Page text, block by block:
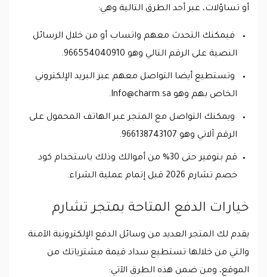
أو تساؤلات، عبر أحد الطرق التالية وهي:
فيمكنك التحدث معهم واتساب أو من خلال الرسائل
النصية على الرقم التالي وهو 966554040910.
وتستطيع أيضا التواصل معهم عبر البريد الإلكتروني
الخاص بهم وهو Info@charm.sa
.
ويمكنك التواصل مع المتجر عبر الهاتف المحمول على
الرقم آلاتي وهو 966138743107.
قم بتوفير حتى 30% من أموالك وذلك باستخدام كود
خصم تشارم 2026 قبل إتمام عملية الشراء.
خيارات الدفع المتاحة بمتجر تشارم
يقدم لك المتجر العديد من وسائل الدفع الإلكترونية الآمنة
والتي من خلالها تستطيع سداد قيمة مشترياتك من
الموقع، ومن ضمن هذه الطرق الآتي: